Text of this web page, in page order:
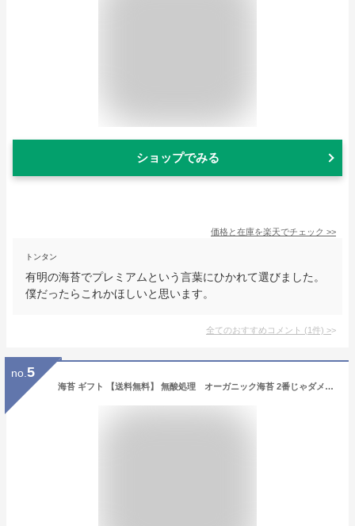
ショップでみる
価格と在庫を楽天でチェック >>
トンタン
有明の海苔でプレミアムという言葉にひかれて選びました。
僕だったらこれかほしいと思います。
全てのおすすめコメント (1件) >
no. 5
海苔 ギフト 【送料無料】 無酸処理 オーガニック海苔 2番じゃダメなんですか？日本で2番目においしい海苔 令和1年度 全国海苔テイスティング大会準優勝海苔 焼きのり50枚 【桐箱】 初摘みの焼き海苔 海苔ギフト 内祝